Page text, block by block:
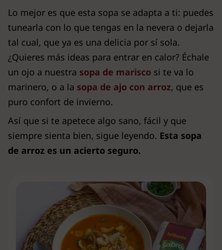
Lo mejor es que esta sopa se adapta a ti: puedes
tunearla con lo que tengas en la nevera o dejarla
tal cual, que ya es una delicia por sí sola.
¿Quieres más ideas para entrar en calor? Échale
un ojo a nuestra sopa de marisco si te va lo
marinero, o a la sopa de ajo con arroz, que es
puro confort de invierno.
Así que si te apetece algo sano, fácil y que
siempre sienta bien, sigue leyendo. Esta sopa
de arroz es un acierto seguro.